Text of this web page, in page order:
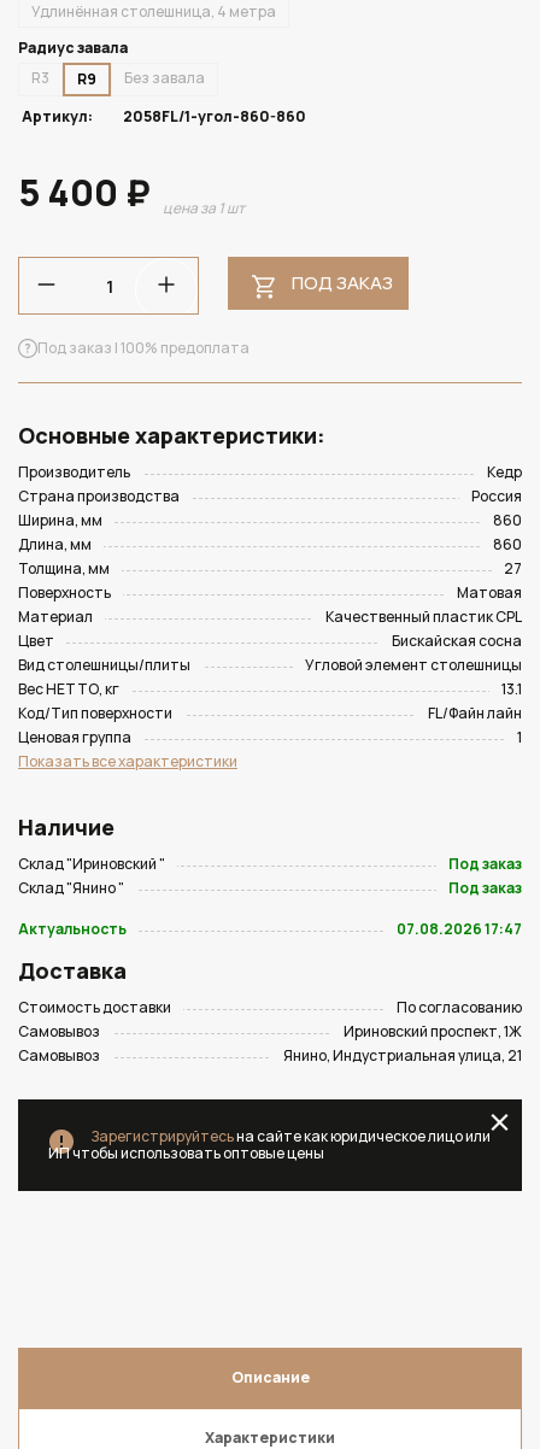
Удлинённая столешница, 4 метра
Радиус завала
R3
R9
Без завала
Артикул:
2058FL/1-угол-860-860
5 400 ₽ цена за 1 шт
ПОД ЗАКАЗ
Под заказ | 100% предоплата
Основные характеристики:
Производитель
Кедр
Страна производства
Россия
Ширина, мм
860
Длина, мм
860
Толщина, мм
27
Поверхность
Матовая
Материал
Качественный пластик CPL
Цвет
Бискайская сосна
Вид столешницы/плиты
Угловой элемент столешницы
Вес НЕТТО, кг
13.1
Код/Тип поверхности
FL/Файн лайн
Ценовая группа
1
Показать все характеристики
Наличие
Склад "Ириновский "
Под заказ
Склад "Янино "
Под заказ
Актуальность
07.08.2026 17:47
Доставка
Стоимость доставки
По согласованию
Самовывоз
Ириновский проспект, 1Ж
Самовывоз
Янино, Индустриальная улица, 21
Зарегистрируйтесьна сайте как юридическое лицо или
ИП чтобы использовать оптовые цены
Описание
Характеристики